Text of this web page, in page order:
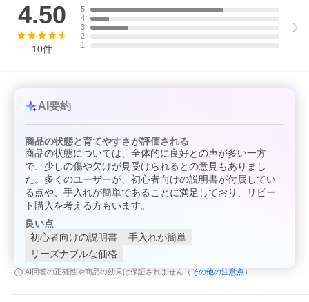
4.50
10件
5
4
3
2
1
AI要約
商品の状態と育てやすさが評価される
商品の状態については、全体的に良好との声が多い一方
で、少しの傷や欠けが見受けられるとの意見もありまし
た。多くのユーザーが、初心者向けの説明書が付属してい
る点や、手入れが簡単であることに満足しており、リピー
ト購入を考える方もいます。
良い点
初心者向けの説明書
手入れが簡単
リーズナブルな価格
AI回答の正確性や商品の効果は保証されません（ その他の注意点 ）